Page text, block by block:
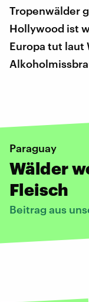
Tropenwälder
Hollywood ist
Europa tut laut
Paraguay
Wälder
Fleisch
Beitrag aus